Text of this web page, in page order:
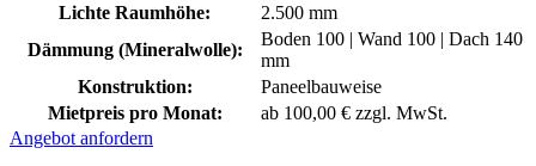
Lichte Raumhöhe:
2.500 mm
Dämmung (Mineralwolle):
Boden 100 | Wand 100 | Dach 140
mm
Konstruktion:
Paneelbauweise
Mietpreis pro Monat:
ab 100,00 € zzgl. MwSt.
Angebot anfordern